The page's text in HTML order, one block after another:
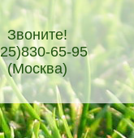
Звоните!
65-95
(Москва)